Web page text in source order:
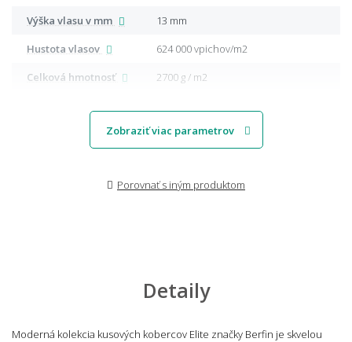
Výška vlasu v mm
13 mm
Hustota vlasov
624 000 vpichov/m2
Celková hmotnosť
2700 g / m2
Zobraziť viac parametrov
Porovnať s iným produktom
Detaily
Moderná kolekcia kusových kobercov Elite značky Berfin je skvelou